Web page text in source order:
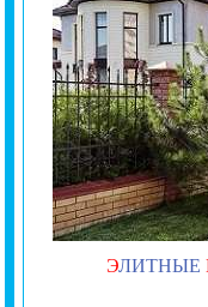
ЭЛИТНЫЕ